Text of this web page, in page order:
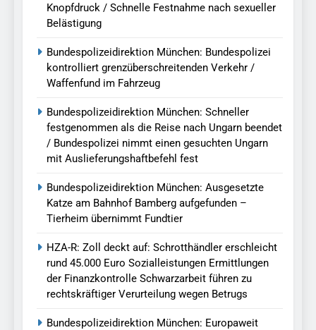
Knopfdruck / Schnelle Festnahme nach sexueller
Belästigung
Bundespolizeidirektion München: Bundespolizei
kontrolliert grenzüberschreitenden Verkehr /
Waffenfund im Fahrzeug
Bundespolizeidirektion München: Schneller
festgenommen als die Reise nach Ungarn beendet
/ Bundespolizei nimmt einen gesuchten Ungarn
mit Auslieferungshaftbefehl fest
Bundespolizeidirektion München: Ausgesetzte
Katze am Bahnhof Bamberg aufgefunden –
Tierheim übernimmt Fundtier
HZA-R: Zoll deckt auf: Schrotthändler erschleicht
rund 45.000 Euro Sozialleistungen Ermittlungen
der Finanzkontrolle Schwarzarbeit führen zu
rechtskräftiger Verurteilung wegen Betrugs
Bundespolizeidirektion München: Europaweit